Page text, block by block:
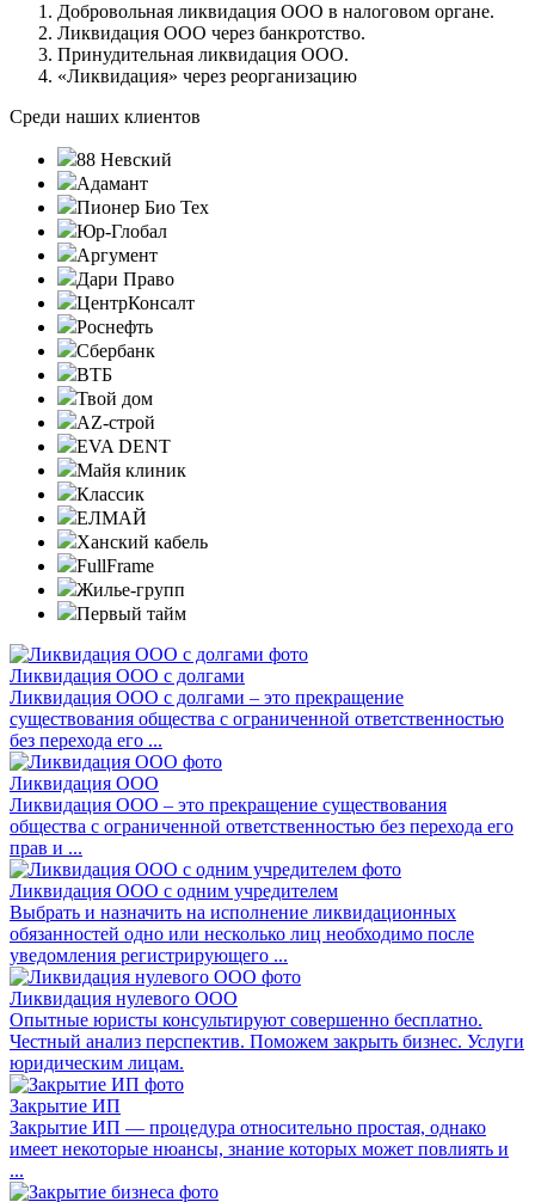
Добровольная ликвидация ООО в налоговом органе.
Ликвидация ООО через банкротство.
Принудительная ликвидация ООО.
«Ликвидация» через реорганизацию
Среди наших клиентов
88 Невский
Адамант
Пионер Био Тех
Юр-Глобал
Аргумент
Дари Право
ЦентрКонсалт
Роснефть
Сбербанк
ВТБ
Твой дом
AZ-строй
EVA DENT
Майя клиник
Классик
ЕЛМАЙ
Ханский кабель
FullFrame
Жилье-групп
Первый тайм
Ликвидация ООО с долгами
Ликвидация ООО с долгами – это прекращение
существования общества с ограниченной ответственностью
без перехода его ...
Ликвидация ООО
Ликвидация ООО – это прекращение существования
общества с ограниченной ответственностью без перехода его
прав и ...
Ликвидация ООО с одним учредителем
Выбрать и назначить на исполнение ликвидационных
обязанностей одно или несколько лиц необходимо после
уведомления регистрирующего ...
Ликвидация нулевого ООО
Опытные юристы консультируют совершенно бесплатно.
Честный анализ перспектив. Поможем закрыть бизнес. Услуги
юридическим лицам.
Закрытие ИП
Закрытие ИП — процедура относительно простая, однако
имеет некоторые нюансы, знание которых может повлиять и
...